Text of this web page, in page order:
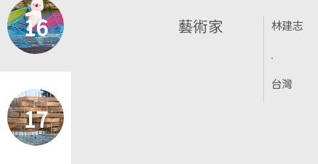
16
17
藝術家
林建志
.
台灣